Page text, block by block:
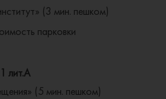
(3 мин. пешком)
парковки
лит.А
(5 мин. пешком)